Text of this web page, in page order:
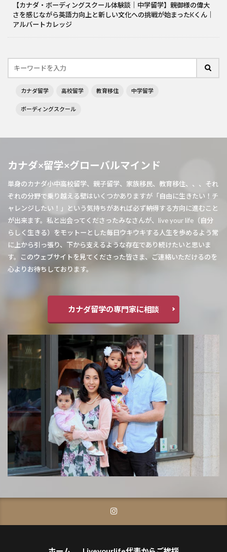
【カナダ・ボーディングスクール体験談｜中学留学】親御様の偉大
さを感じながら英語力向上と新しい文化への挑戦が始まったKくん｜
アルバートカレッジ
カナダ留学 高校留学 教育移住 中学留学
ボーディングスクール
カナダ×留学×グローバルマインド
単身のカナダ小中高校留学、親子留学、家族移民、教育移住、、、それ
ぞれの分野で乗り越える壁はいくつかありますが「自由に生きたい！チ
ャレンジしたい！」という気持ちがあれば必ず納得する方向に進むこと
が出来ます。私と出会ってくださったみなさんが、live your life（自分
らしく生きる）をモットーとした毎日ウキウキする人生を歩めるよう常
に上から引っ張り、下から支えるような存在であり続けたいと思いま
す。このウェブサイトを見てくださった皆さま、ご連絡いただけるのを
心よりお待ちしております。
カナダ留学の専門家に相談